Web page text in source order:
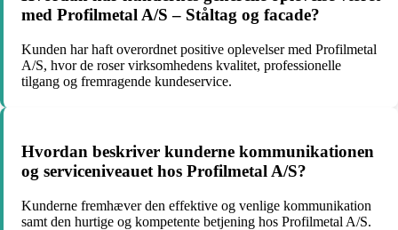
med Profilmetal A/S – Ståltag og facade?
Kunden har haft overordnet positive oplevelser med Profilmetal
A/S, hvor de roser virksomhedens kvalitet, professionelle
tilgang og fremragende kundeservice.
Hvordan beskriver kunderne kommunikationen
og serviceniveauet hos Profilmetal A/S?
Kunderne fremhæver den effektive og venlige kommunikation
samt den hurtige og kompetente betjening hos Profilmetal A/S.